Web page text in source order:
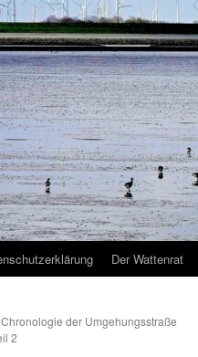
Der Wattenrat
der Umgehungsstraße
2